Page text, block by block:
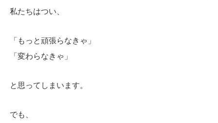
私たちはつい、
「もっと頑張らなきゃ」
「変わらなきゃ」
と思ってしまいます。
でも、